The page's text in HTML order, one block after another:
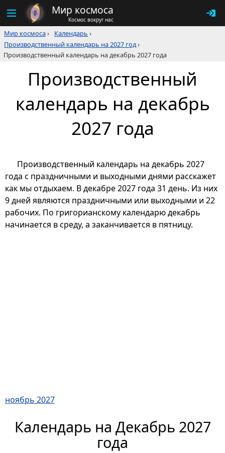
Мир космоса
Космос вокруг нас
Мир космоса› Календарь ›
Производственный календарь на 2027 год›
Производственный календарь на декабрь 2027 года
Производственный
календарь на декабрь
2027 года
Производственный календарь на декабрь 2027
года с праздничными и выходными днями расскажет
как мы отдыхаем. В декабре 2027 года 31 день. Из них
9 дней являются праздничными или выходными и 22
рабочих. По григорианскому календарю декабрь
начинается в среду, а заканчивается в пятницу.
ноябрь 2027
Календарь на Декабрь 2027
года